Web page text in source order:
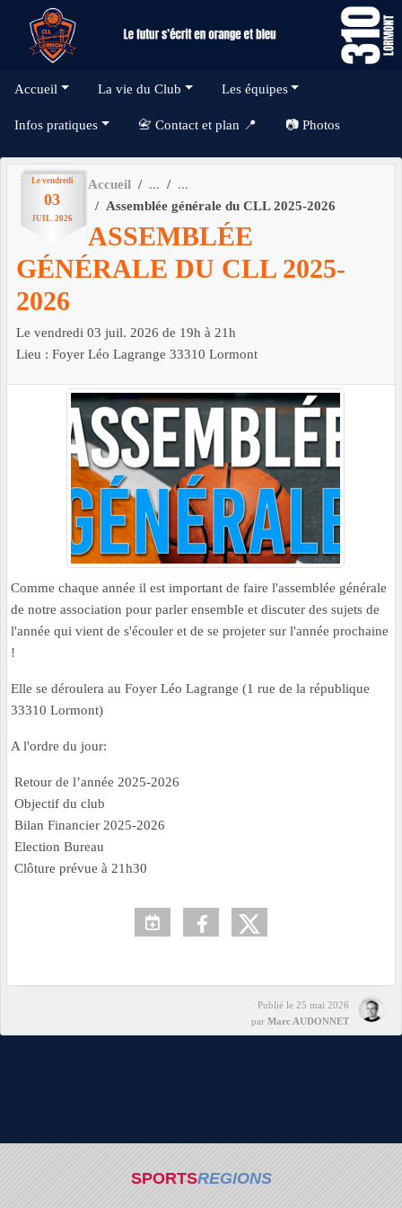
Accueil La vie du Club Les équipes
Infos pratiques 📇 Contact et plan 📍 📷 Photos
Le vendredi
03
JUIL. 2026
Accueil
Assemblée générale du CLL 2025-2026
ASSEMBLÉE
GÉNÉRALE DU CLL 2025-
2026
Le vendredi 03 juil. 2026 de 19h à 21h
Lieu : Foyer Léo Lagrange 33310 Lormont
Comme chaque année il est important de faire l'assemblée générale
de notre association pour parler ensemble et discuter des sujets de
l'année qui vient de s'écouler et de se projeter sur l'année prochaine
!
Elle se déroulera au Foyer Léo Lagrange (1 rue de la république
33310 Lormont)
A l'ordre du jour:
Retour de l’année 2025-2026
Objectif du club
Bilan Financier 2025-2026
Election Bureau
Clôture prévue à 21h30
Publié le 25 mai 2026
par Marc AUDONNET
SPORTSREGIONS
Panneau de gestion des cookies